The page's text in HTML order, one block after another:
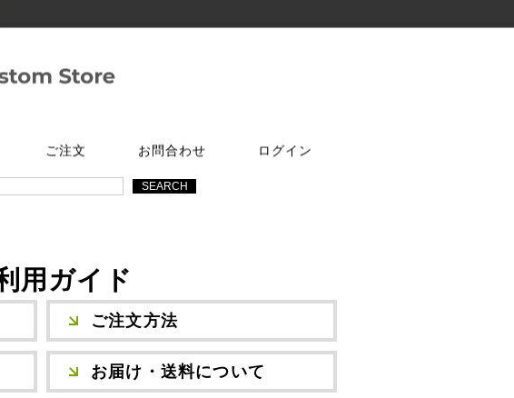
その他道具類
反射・蓄光・フェルトテープ
ゴムロープ・ゴムバンド
ビス・サブパーツ
マス)
カーペットシート
ク
ご注文 お問合わせ ログイン
用ガイド
ご注文方法
お届け・送料について